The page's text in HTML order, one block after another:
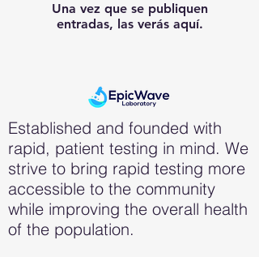
Una vez que se publiquen
entradas, las verás aquí.
Established and founded with
rapid, patient testing in mind. We
strive to bring rapid testing more
accessible to the community
while improving the overall health
of the population.